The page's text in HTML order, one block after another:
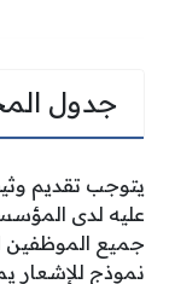
جدول
يتوجب تقديم
عليه لدى
جميع الموظفين
نموذج للإشعار